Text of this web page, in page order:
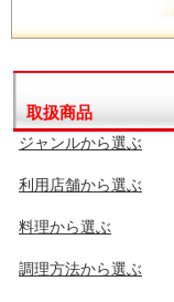
取扱商品
ジャンルから選ぶ
利用店舗から選ぶ
料理から選ぶ
調理方法から選ぶ